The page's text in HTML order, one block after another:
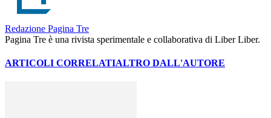
Redazione Pagina Tre
Pagina Tre è una rivista sperimentale e collaborativa di Liber Liber.
ARTICOLI CORRELATIALTRO DALL'AUTORE